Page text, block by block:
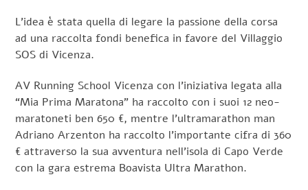
L’idea è stata quella di legare la passione della corsa
ad una raccolta fondi benefica in favore del Villaggio
SOS di Vicenza.
AV Running School Vicenza con l’iniziativa legata alla
“Mia Prima Maratona” ha raccolto con i suoi 12 neo-
maratoneti ben 650 €, mentre l’ultramarathon man
Adriano Arzenton ha raccolto l’importante cifra di 360
€ attraverso la sua avventura nell’isola di Capo Verde
con la gara estrema Boavista Ultra Marathon.